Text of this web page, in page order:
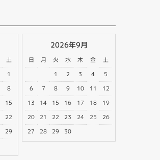
土
1
8
15
22
29
2026年9月
日 月 火 水 木 金
土
1
2 3 4
5
6
7 8 9 10 11
12
13
14 15 16 17 18
19
20
21 22 23 24 25
26
27
28 29 30